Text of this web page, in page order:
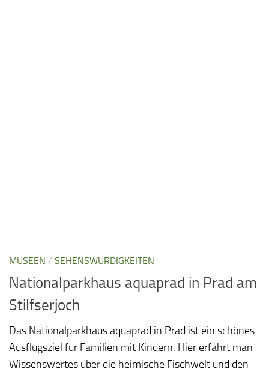
MUSEEN / SEHENSWÜRDIGKEITEN
Nationalparkhaus aquaprad in Prad am
Stilfserjoch
Das Nationalparkhaus aquaprad in Prad ist ein schönes
Ausflugsziel für Familien mit Kindern. Hier erfährt man
Wissenswertes über die heimische Fischwelt und den